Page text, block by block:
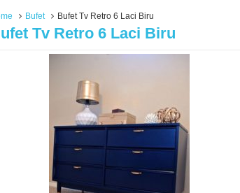
Bufet Bufet Tv Retro 6 Laci Biru
Tv Retro 6 Laci Biru